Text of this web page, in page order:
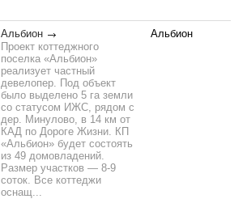
Альбион
Проект коттеджного
поселка «Альбион»
реализует частный
девелопер. Под объект
было выделено 5 га земли
со статусом ИЖС, рядом с
дер. Минулово, в 14 км от
КАД по Дороге Жизни. КП
«Альбион» будет состоять
из 49 домовладений.
Размер участков — 8-9
соток. Все коттеджи
оснащ...
Альбион